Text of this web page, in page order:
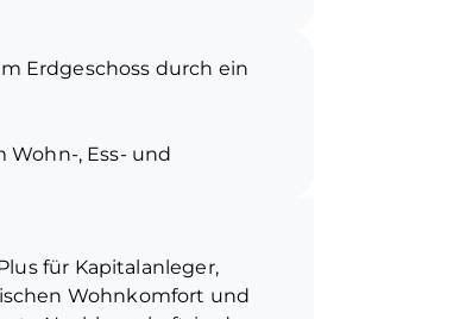
und Verweilen ein. Vom
Terrasse – Ihr
Stunden oder
und
Erdgeschoss durch ein
, Ess- und
aus zugänglich, ideal
für Kapitalanleger,
Wohnkomfort und